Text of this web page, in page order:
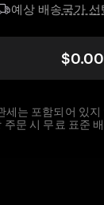
예상 배송국가 선
$0.00
세는 포함되어 있지
문 시 무료 표준